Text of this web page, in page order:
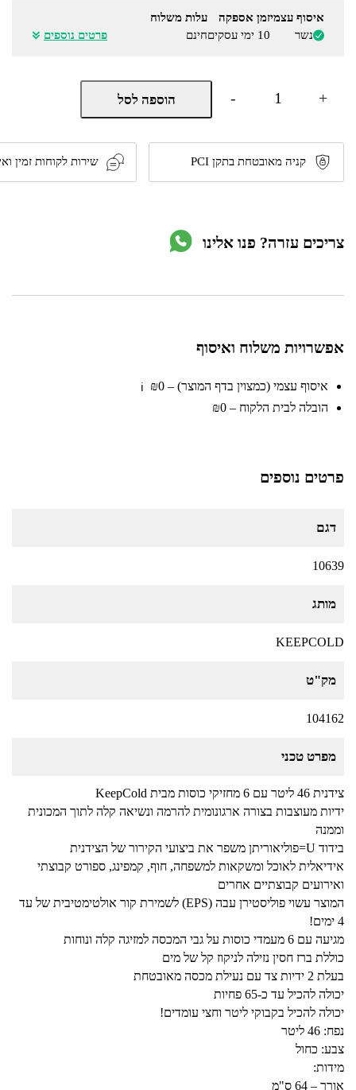
איסוף עצמי
נשר
זמן אספקה
10 ימי עסקים
עלות משלוח
חינם
פרטים נוספים
-
כמות
צידנית
46
ליטר
עם
מחזיקי
10639
מבית
+ הוספה לסל
קניה מאובטחת בתקן PCI שירות לקוחות זמין
צריכים עזרה? פנו אלינו
אפשרויות משלוח ואיסוף
איסוף עצמי (כמצוין בדף המוצר) – ₪0 ℹ️
הובלה לבית הלקוח – ₪0
פרטים נוספים
דגם
10639
מותג
KEEPCOLD
מק"ט
104162
מפרט טכני
צידנית 46 ליטר עם 6 מחזיקי כוסות מבית KeepCold
ידיות מעוצבות בצורה ארגונומית להרמה ונשיאה קלה לתוך המכונית
וממנה
בידוד U=פוליאוריתן משפר את ביצועי הקירור של הצידנית
אידיאלית לאוכל ומשקאות למשפחה, חוף, קמפינג, ספורט קבוצתי
ואירועים קבוצתיים אחרים
המוצר עשוי פוליסטירן עבה (EPS) לשמירת קור אולטימטיבית של עד
4 ימים!
מגיעה עם 6 מעמדי כוסות על גבי המכסה למזיגה קלה ונוחות
כוללת ברז חסין נזילה לניקוז קל של מים
בעלת 2 ידיות צד עם נעילת מכסה מאובטחת
יכולה להכיל עד כ-65 פחיות
יכולה להכיל בקבוקי ליטר וחצי עומדים!
נפח: 46 ליטר
צבע: כחול
מידות:
אורך – 64 ס"מ